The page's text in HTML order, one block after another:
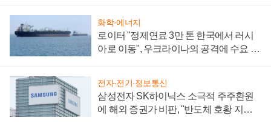
화학·에너지
로이터 "정제연료 3만 톤 한국에서 러시
아로 이동", 우크라이나의 공격에 수요 늘
전자·전기·정보통신
삼성전자 SK하이닉스 소극적 주주환원
에 해외 증권가 비판, "반도체 호황 지속